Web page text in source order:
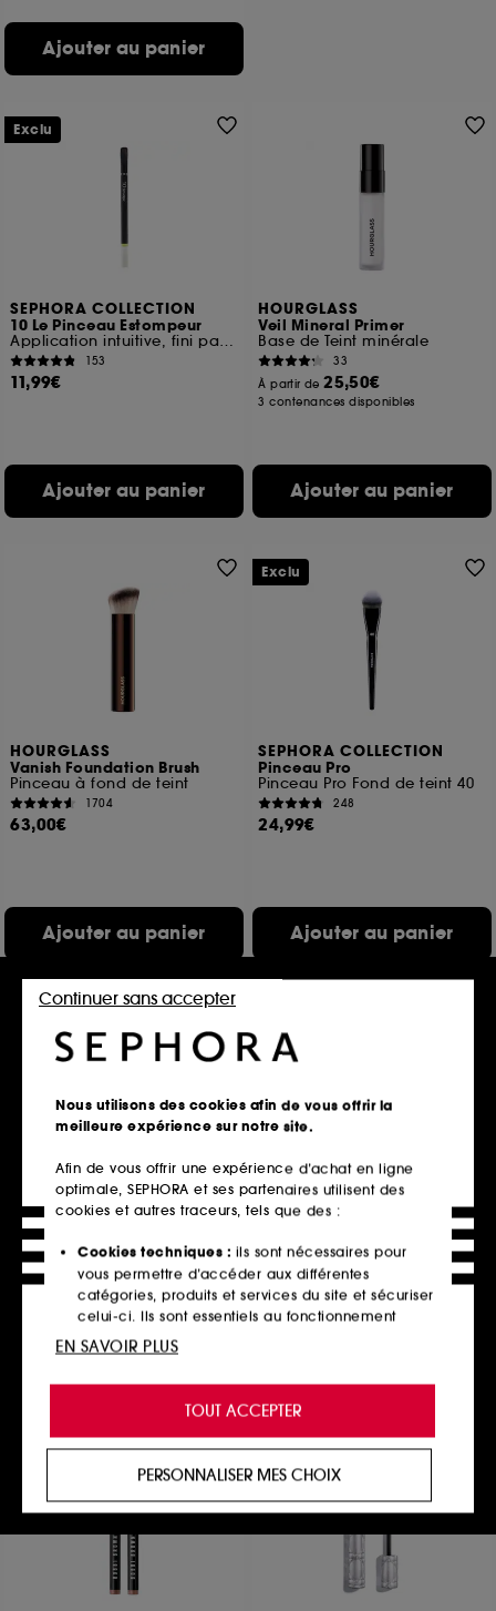
Ajouter au panier
SEPHORA COLLECTION
10 Le Pinceau Estompeur
Application intuitive, fini parfait
153
11,99€
Ajouter au panier
Exclu
HOURGLASS
Veil Mineral Primer
Base de Teint minérale
33
À partir de25,50€
3 contenances disponibles
Ajouter au panier
HOURGLASS
Vanish Foundation Brush
Pinceau à fond de teint
1704
63,00€
Ajouter au panier
SEPHORA COLLECTION
Pinceau Pro
Pinceau Pro Fond de teint 40
248
24,99€
Ajouter au panier
Exclu
FENTY BEAUTY
Gloss Bomb Oil
Huile-Gloss pour les lèvres
341
29,90€
7 teintes disponibles
MAKEUP BY MARIO
E6 Brush
30
29,00€
Nous utilisons des cookies afin de vous offrir la
meilleure expérience sur notre site.
Afin de vous offrir une expérience d’achat en ligne
optimale, SEPHORA et ses partenaires utilisent des
cookies et autres traceurs, tels que des :
Cookies techniques : ils sont nécessaires pour
vous permettre d’accéder aux différentes
catégories, produits et services du site et sécuriser
celui-ci. Ils sont essentiels au fonctionnement
technique du site et ne peuvent être désactivés.
de vous offrir une expérience enrichie et
personnalisée en vous recommandant des
produits, des services et des contenus qui
proposer des offres promotionnelles adaptées à
votre profil.
Cookies réseaux sociaux et publicité :
utilisés pour vous présenter du contenu susceptible
de vous plaire via des publicités, y compris sur des
TOUT ACCEPTER
Continuer sans accepter
PERSONNALISER MES CHOIX
EN SAVOIR PLUS